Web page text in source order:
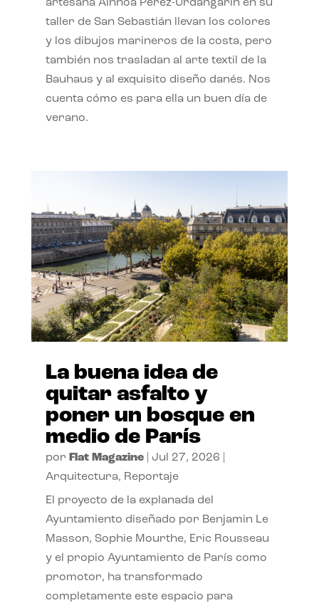
artesana Ainhoa Pérez-Urdangarín en su
taller de San Sebastián llevan los colores
y los dibujos marineros de la costa, pero
también nos trasladan al arte textil de la
Bauhaus y al exquisito diseño danés. Nos
cuenta cómo es para ella un buen día de
verano.
La buena idea de
quitar asfalto y
poner un bosque en
medio de París
por Flat Magazine| Jul 27, 2026
Arquitectura, Reportaje
El proyecto de la explanada del
Ayuntamiento diseñado por Benjamin Le
Masson, Sophie Mourthe, Eric Rousseau
y el propio Ayuntamiento de París como
promotor, ha transformado
completamente este espacio para